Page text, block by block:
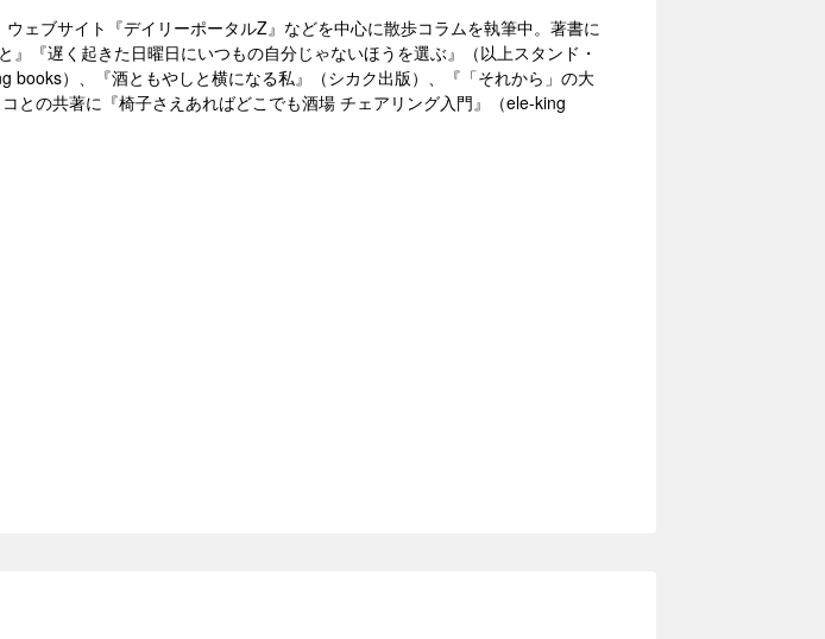
ェブサイト『デイリーポータルZ』などを中心に散歩コラムを執筆中。著書に
』『遅く起きた日曜日にいつもの自分じゃないほうを選ぶ』（以上スタンド・
books）、『酒ともやしと横になる私』（シカク出版）、『「それから」の大
との共著に『椅子さえあればどこでも酒場 チェアリング入門』（ele-king